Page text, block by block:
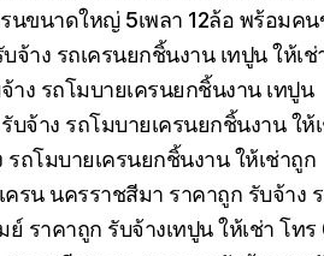
รนขนาดใหญ่ 5เพลา 12ล้อ พร้อมค
บจ้าง รถเครนยกชิ้นงาน เทปูน ให้เช่
าง รถโมบายเครนยกชิ้นงาน เทปูน
บจ้าง รถโมบายเครนยกชิ้นงาน ให้
ถโมบายเครนยกชิ้นงาน ให้เช่าถูก
เครน นครราชสีมา ราคาถูก รับจ้าง
ย์ ราคาถูก รับจ้างเทปูน ให้เช่า โท